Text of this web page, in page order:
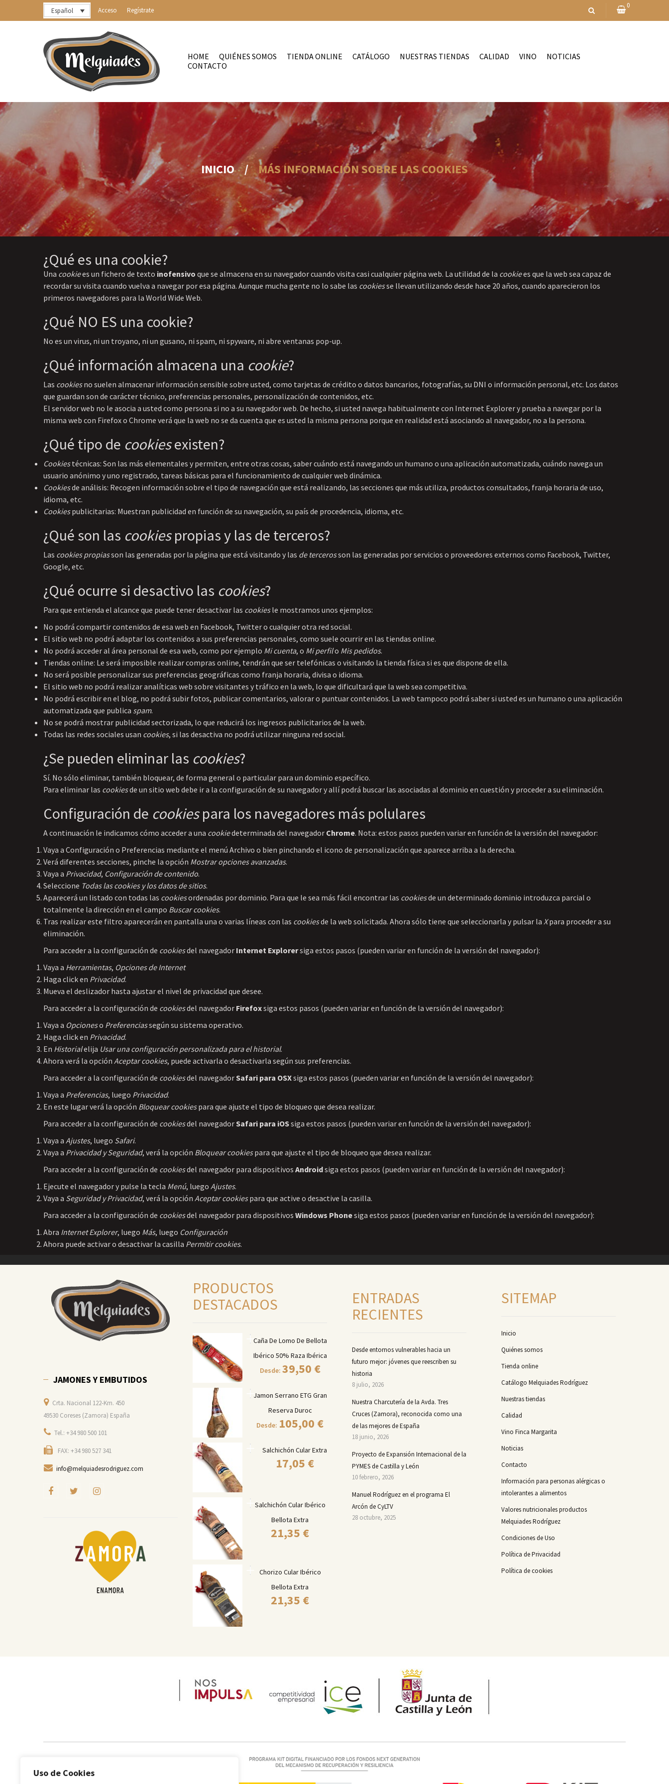
Uso de Cookies
Español Acceso Regístrate
0
HOME QUIÉNES SOMOS TIENDA ONLINE CATÁLOGO NUESTRAS TIENDAS CALIDAD VINO
NOTICIAS
CONTACTO
INICIO / MÁS INFORMACIÓN SOBRE LAS COOKIES
¿Qué es una cookie?
Una cookiees un fichero de texto inofensivo que se almacena en su navegador cuando visita casi cualquier página web. La utilidad de la cookiees que la web sea capaz de
recordar su visita cuando vuelva a navegar por esa página. Aunque mucha gente no lo sabe las cookiesse llevan utilizando desde hace 20 años, cuando aparecieron los
primeros navegadores para la World Wide Web.
¿Qué NO ES una cookie?
No es un virus, ni un troyano, ni un gusano, ni spam, ni spyware, ni abre ventanas pop-up.
¿Qué información almacena una cookie?
Las cookiesno suelen almacenar información sensible sobre usted, como tarjetas de crédito o datos bancarios, fotografías, su DNI o información personal, etc. Los datos
que guardan son de carácter técnico, preferencias personales, personalización de contenidos, etc.
El servidor web no le asocia a usted como persona si no a su navegador web. De hecho, si usted navega habitualmente con Internet Explorer y prueba a navegar por la
misma web con Firefox o Chrome verá que la web no se da cuenta que es usted la misma persona porque en realidad está asociando al navegador, no a la persona.
¿Qué tipo de cookiesexisten?
Cookiestécnicas: Son las más elementales y permiten, entre otras cosas, saber cuándo está navegando un humano o una aplicación automatizada, cuándo navega un
usuario anónimo y uno registrado, tareas básicas para el funcionamiento de cualquier web dinámica.
Cookiesde análisis: Recogen información sobre el tipo de navegación que está realizando, las secciones que más utiliza, productos consultados, franja horaria de uso,
idioma, etc.
Cookiespublicitarias: Muestran publicidad en función de su navegación, su país de procedencia, idioma, etc.
¿Qué son las cookiespropias y las de terceros?
Las cookies propiasson las generadas por la página que está visitando y las de tercerosson las generadas por servicios o proveedores externos como Facebook, Twitter,
Google, etc.
¿Qué ocurre si desactivo las cookies?
Para que entienda el alcance que puede tener desactivar las cookiesle mostramos unos ejemplos:
No podrá compartir contenidos de esa web en Facebook, Twitter o cualquier otra red social.
El sitio web no podrá adaptar los contenidos a sus preferencias personales, como suele ocurrir en las tiendas online.
No podrá acceder al área personal de esa web, como por ejemplo Mi cuenta, o Mi perfilo Mis pedidos.
Tiendas online: Le será imposible realizar compras online, tendrán que ser telefónicas o visitando la tienda física si es que dispone de ella.
No será posible personalizar sus preferencias geográficas como franja horaria, divisa o idioma.
El sitio web no podrá realizar analíticas web sobre visitantes y tráfico en la web, lo que dificultará que la web sea competitiva.
No podrá escribir en el blog, no podrá subir fotos, publicar comentarios, valorar o puntuar contenidos. La web tampoco podrá saber si usted es un humano o una aplicación
automatizada que publica spam.
No se podrá mostrar publicidad sectorizada, lo que reducirá los ingresos publicitarios de la web.
Todas las redes sociales usan cookies, si las desactiva no podrá utilizar ninguna red social.
¿Se pueden eliminar las cookies?
Sí. No sólo eliminar, también bloquear, de forma general o particular para un dominio específico.
Para eliminar las cookiesde un sitio web debe ir a la configuración de su navegador y allí podrá buscar las asociadas al dominio en cuestión y proceder a su eliminación.
Configuración de cookiespara los navegadores más polulares
A continuación le indicamos cómo acceder a una cookiedeterminada del navegador Chrome. Nota: estos pasos pueden variar en función de la versión del navegador:
Vaya a Configuración o Preferencias mediante el menú Archivo o bien pinchando el icono de personalización que aparece arriba a la derecha.
Verá diferentes secciones, pinche la opción Mostrar opciones avanzadas.
Vaya a Privacidad, Configuración de contenido.
Seleccione Todas lascookiesy los datos de sitios.
Aparecerá un listado con todas las cookiesordenadas por dominio. Para que le sea más fácil encontrar las cookiesde un determinado dominio introduzca parcial o
totalmente la dirección en el campo Buscar cookies.
Tras realizar este filtro aparecerán en pantalla una o varias líneas con las cookiesde la web solicitada. Ahora sólo tiene que seleccionarla y pulsar la Xpara proceder a su
eliminación.
Para acceder a la configuración de cookiesdel navegador Internet Explorersiga estos pasos (pueden variar en función de la versión del navegador):
Vaya a Herramientas, Opciones de Internet
Haga click en Privacidad.
Mueva el deslizador hasta ajustar el nivel de privacidad que desee.
Para acceder a la configuración de cookiesdel navegador Firefoxsiga estos pasos (pueden variar en función de la versión del navegador):
Vaya a Opcioneso Preferenciassegún su sistema operativo.
Haga click en Privacidad.
En Historialelija Usar una configuración personalizada para el historial.
Ahora verá la opción Aceptar cookies, puede activarla o desactivarla según sus preferencias.
Para acceder a la configuración de cookiesdel navegadorSafari para OSXsiga estos pasos (pueden variar en función de la versión del navegador):
Vaya a Preferencias, luego Privacidad.
En este lugar verá la opción Bloquear cookiespara que ajuste el tipo de bloqueo que desea realizar.
Para acceder a la configuración de cookiesdel navegadorSafari para iOSsiga estos pasos (pueden variar en función de la versión del navegador):
Vaya a Ajustes, luego Safari.
Vaya a Privacidad y Seguridad, verá la opción Bloquear cookiespara que ajuste el tipo de bloqueo que desea realizar.
Para acceder a la configuración de cookiesdel navegador para dispositivos Androidsiga estos pasos (pueden variar en función de la versión del navegador):
Ejecute el navegador y pulse la tecla Menú, luego Ajustes.
Vaya a Seguridad y Privacidad, verá la opción Aceptar cookiespara que active o desactive la casilla.
Para acceder a la configuración de cookiesdel navegador para dispositivos Windows Phonesiga estos pasos (pueden variar en función de la versión del navegador):
Abra Internet Explorer, luego Más, luego Configuración
Ahora puede activar o desactivar la casilla Permitir cookies.
JAMONES Y EMBUTIDOS
Crta. Nacional 122-Km. 450
49530 Coreses (Zamora) España
Tel.: +34 980 500 101
FAX: +34 980 527 341
info@melquiadesrodriguez.com
PRODUCTOS
DESTACADOS
Caña De Lomo De Bellota
Ibérico 50% Raza Ibérica
Desde: 39,50 €
Jamon Serrano ETG Gran
Reserva Duroc
Desde: 105,00 €
Salchichón Cular Extra
17,05 €
Salchichón Cular Ibérico
Bellota Extra
21,35 €
Chorizo Cular Ibérico
Bellota Extra
21,35 €
ENTRADAS
RECIENTES
Desde entornos vulnerables hacia un
futuro mejor: jóvenes que reescriben su
historia
8 julio, 2026
Nuestra Charcutería de la Avda. Tres
Cruces (Zamora), reconocida como una
de las mejores de España
18 junio, 2026
Proyecto de Expansión Internacional de la
PYMES de Castilla y León
10 febrero, 2026
Manuel Rodríguez en el programa El
Arcón de CyLTV
28 octubre, 2025
SITEMAP
Inicio
Quiénes somos
Tienda online
Catálogo Melquiades Rodríguez
Nuestras tiendas
Calidad
Vino Finca Margarita
Noticias
Contacto
Información para personas alérgicas o
intolerantes a alimentos
Valores nutricionales productos
Melquiades Rodríguez
Condiciones de Uso
Política de Privacidad
Política de cookies